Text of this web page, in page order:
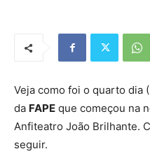
Veja como foi o quarto dia
da FAPE que começou na
Anfiteatro João Brilhante.
seguir.